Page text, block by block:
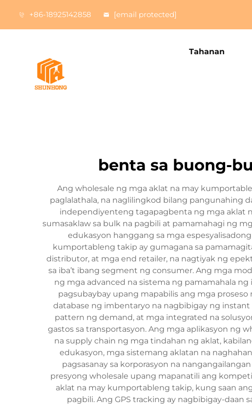
+86-18925142858 [email protected]
Tahanan
benta sa buong-
Ang wholesale ng mga aklat na may
paglalathala, na naglilingkod bilang pangunahing
independiyenteng tagapagbenta ng mga aklat
sumasaklaw sa bulk na pagbili at pamamahagi ng
edukasyon hanggang sa mga
kumportableng takip ay gumagana sa
distributor, at mga end retailer, na nagtiyak ng
sa iba’t ibang segment ng consumer. Ang mga
ng mga advanced na sistema ng pamamahala
pagsubaybay upang mapabilis ang mga
database ng imbentaryo na nagbibigay ng
pattern ng demand, at mga integrated na
gastos sa transportasyon. Ang mga aplikasyon ng
na supply chain ng mga tindahan ng aklat,
edukasyon, mga sistemang aklatan na
pagsasanay sa korporasyon na
presyong wholesale upang mapanatili ang
aklat na may kumportableng takip, kung saan
pagbili. Ang GPS tracking ay nagbibigay-daan